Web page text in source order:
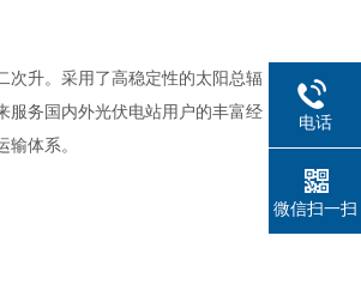
升。采用了高稳定性的太阳总辐
服务国内外光伏电站用户的丰富经
体系。
电话
微信扫一扫